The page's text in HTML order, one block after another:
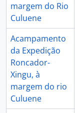
margem do Rio
Culuene
Acampamento
da Expedição
Roncador-
Xingu, à
margem do rio
Culuene